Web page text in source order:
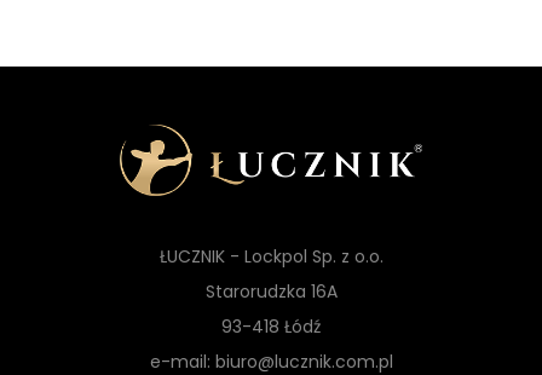
ŁUCZNIK - Lockpol Sp. z o.o.
Starorudzka 16A
93-418 Łódź
e-mail: biuro@lucznik.com.pl